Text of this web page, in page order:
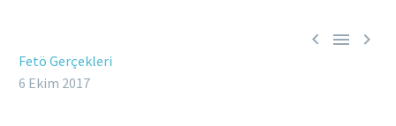
  
Fetö Gerçekleri
6 Ekim 2017